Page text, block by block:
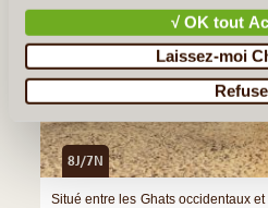
√ OK tout
Laissez-moi
8J/7N
Situé entre les Ghats occidentaux